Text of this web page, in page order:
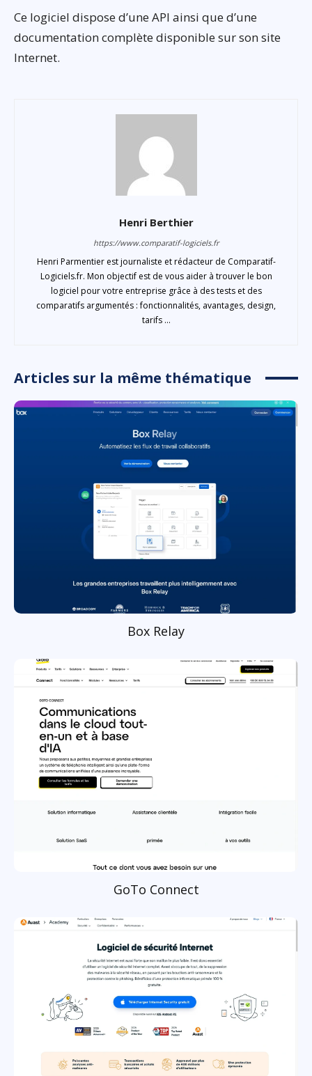
Ce logiciel dispose d’une API ainsi que d’une
documentation complète disponible sur son site
Internet.
Henri Berthier
https://www.comparatif-logiciels.fr
Henri Parmentier est journaliste et rédacteur de Comparatif-
Logiciels.fr. Mon objectif est de vous aider à trouver le bon
logiciel pour votre entreprise grâce à des tests et des
comparatifs argumentés : fonctionnalités, avantages, design,
tarifs ...
Articles sur la même thématique
Box Relay
GoTo Connect